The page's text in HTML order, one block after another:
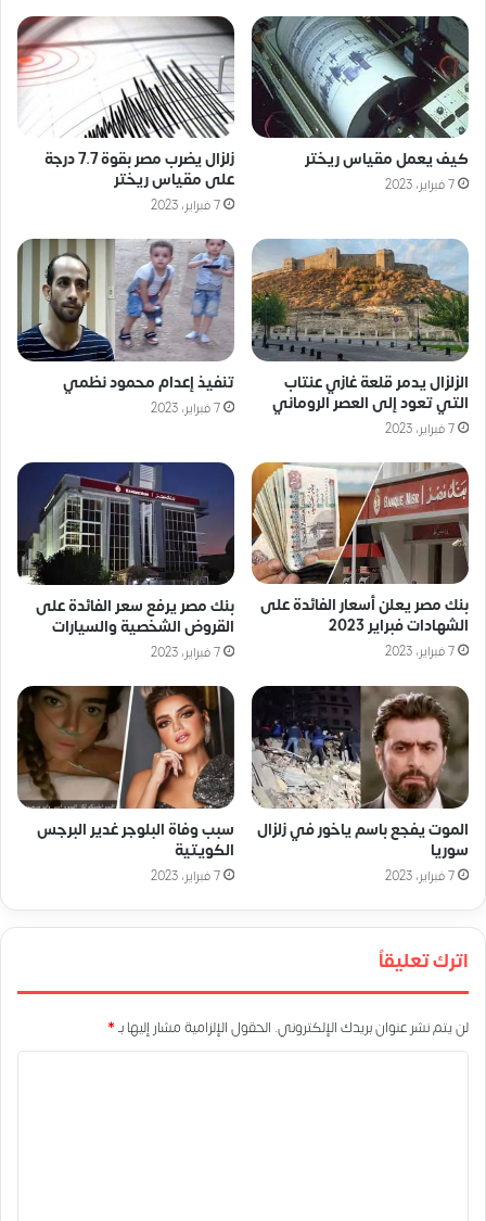
كيف يعمل مقياس ريختر
7 فبراير، 2023
زلزال يضرب مصر بقوة 7.7 درجة
على مقياس ريختر
7 فبراير، 2023
الزلزال يدمر قلعة غازي عنتاب
التي تعود إلى العصر الروماني
7 فبراير، 2023
تنفيذ إعدام محمود نظمي
7 فبراير، 2023
بنك مصر يعلن أسعار الفائدة على
الشهادات فبراير 2023
7 فبراير، 2023
بنك مصر يرفع سعر الفائدة على
القروض الشخصية والسيارات
7 فبراير، 2023
الموت يفجع باسم ياخور في زلزال
سوريا
7 فبراير، 2023
سبب وفاة البلوجر غدير البرجس
الكويتية
7 فبراير، 2023
اترك تعليقاً
لن يتم نشر عنوان بريدك الإلكتروني. الحقول الإلزامية مشار إليها بـ*